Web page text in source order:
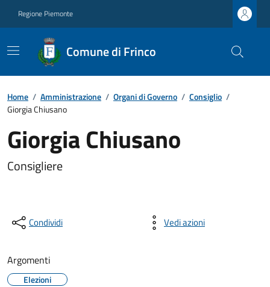
Regione Piemonte
Comune di Frinco
Home / Amministrazione / Organi di Governo / Consiglio /
Giorgia Chiusano
Giorgia Chiusano
Consigliere
Condividi Vedi azioni
Argomenti
Elezioni